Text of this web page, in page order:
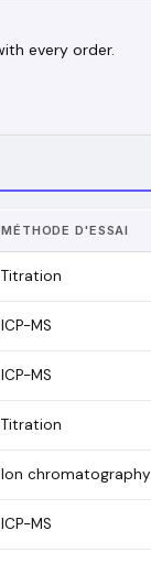
every order.
MÉTHODE D'ESSAI
Titration
ICP-MS
ICP-MS
Titration
Ion chromatography
ICP-MS